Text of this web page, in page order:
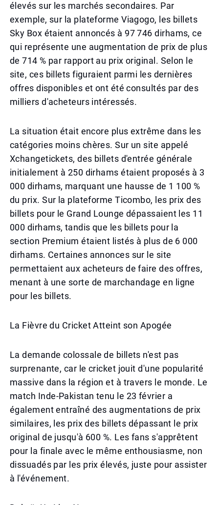
élevés sur les marchés secondaires. Par
exemple, sur la plateforme Viagogo, les billets
Sky Box étaient annoncés à 97 746 dirhams, ce
qui représente une augmentation de prix de plus
de 714 % par rapport au prix original. Selon le
site, ces billets figuraient parmi les dernières
offres disponibles et ont été consultés par des
milliers d'acheteurs intéressés.
La situation était encore plus extrême dans les
catégories moins chères. Sur un site appelé
Xchangetickets, des billets d'entrée générale
initialement à 250 dirhams étaient proposés à 3
000 dirhams, marquant une hausse de 1 100 %
du prix. Sur la plateforme Ticombo, les prix des
billets pour le Grand Lounge dépassaient les 11
000 dirhams, tandis que les billets pour la
section Premium étaient listés à plus de 6 000
dirhams. Certaines annonces sur le site
permettaient aux acheteurs de faire des offres,
menant à une sorte de marchandage en ligne
pour les billets.
La Fièvre du Cricket Atteint son Apogée
La demande colossale de billets n'est pas
surprenante, car le cricket jouit d'une popularité
massive dans la région et à travers le monde. Le
match Inde-Pakistan tenu le 23 février a
également entraîné des augmentations de prix
similaires, les prix des billets dépassant le prix
original de jusqu'à 600 %. Les fans s'apprêtent
pour la finale avec le même enthousiasme, non
dissuadés par les prix élevés, juste pour assister
à l'événement.